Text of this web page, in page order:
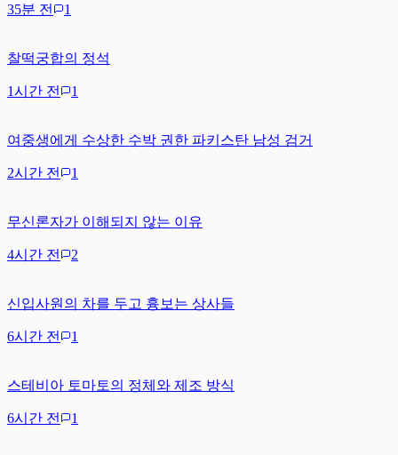
35분 전 1
찰떡궁합의 정석
1시간 전 1
여중생에게 수상한 수박 권한 파키스탄 남성 검거
2시간 전 1
무신론자가 이해되지 않는 이유
4시간 전 2
신입사원의 차를 두고 흉보는 상사들
6시간 전 1
스테비아 토마토의 정체와 제조 방식
6시간 전 1